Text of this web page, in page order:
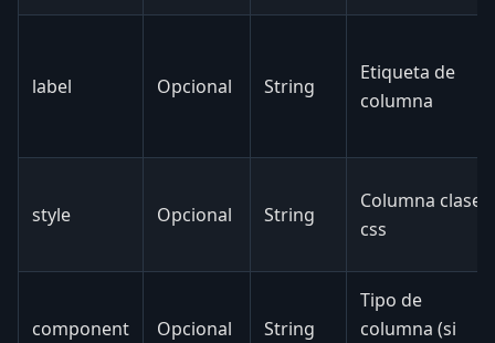
label Opcional String
Etiqueta de
columna
style Opcional String
Columna clase
css
component Opcional String
Tipo de
columna (si